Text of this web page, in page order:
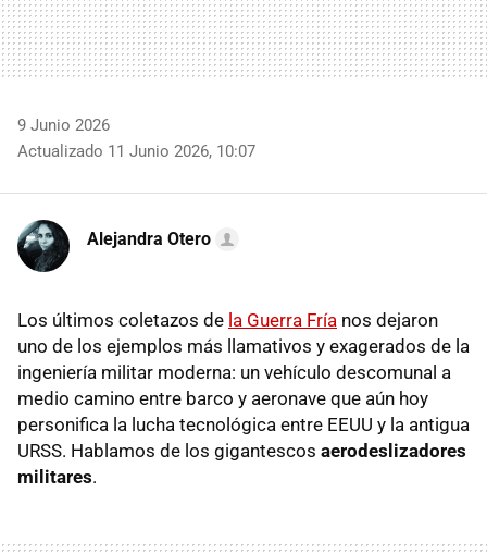
9 Junio 2026
Actualizado 11 Junio 2026, 10:07
Alejandra Otero
Los últimos coletazos de la Guerra Fría nos dejaron
uno de los ejemplos más llamativos y exagerados de la
ingeniería militar moderna: un vehículo descomunal a
medio camino entre barco y aeronave que aún hoy
personifica la lucha tecnológica entre EEUU y la antigua
URSS. Hablamos de los gigantescos aerodeslizadores
militares.